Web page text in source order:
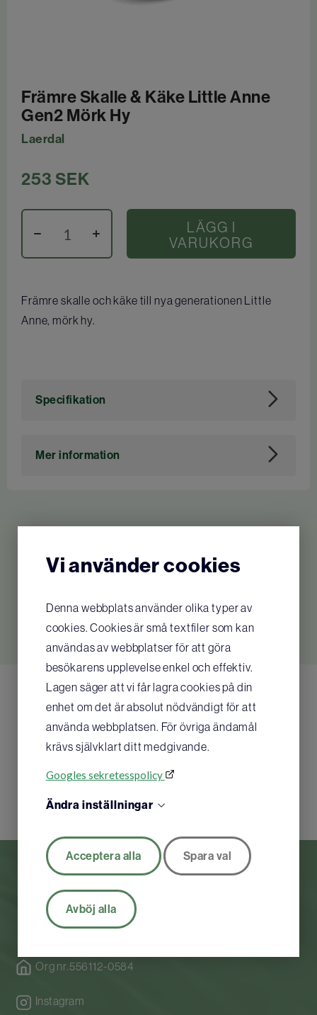
Vi använder cookies
Denna webbplats använder olika typer av
cookies. Cookies är små textfiler som kan
användas av webbplatser för att göra
besökarens upplevelse enkel och effektiv.
Lagen säger att vi får lagra cookies på din
enhet om det är absolut nödvändigt för att
använda webbplatsen. För övriga ändamål
krävs självklart ditt medgivande.
Googles sekretesspolicy
Ändra inställningar
Acceptera alla Spara val
Avböj alla
Främre Skalle & Käke Little Anne
Gen2 Mörk Hy
Laerdal
253 SEK
LÄGG I
VARUKORG
Främre skalle och käke till nya generationen Little
Anne, mörk hy.
Specifikation
Mer information
Relaterade produkter
Inga relaterade produkter hittades
Org nr.556112-0584
Instagram